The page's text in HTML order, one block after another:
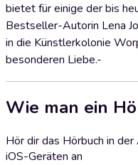
bietet für einige der bis
Bestseller-Autorin Lena
in die Künstlerkolonie
besonderen Liebe.-
Wie man ein
Hör dir das Hörbuch in
iOS-Geräten an